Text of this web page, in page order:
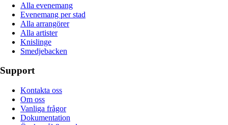
Alla evenemang
Evenemang per stad
Alla arrangörer
Alla artister
Knislinge
Smedjebacken
Support
Kontakta oss
Om oss
Vanliga frågor
Dokumentation